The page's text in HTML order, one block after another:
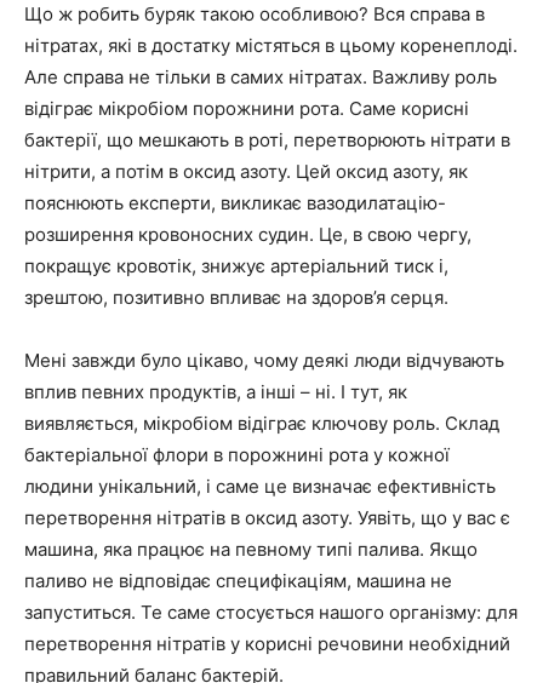
Що ж робить буряк такою особливою? Вся справа в
нітратах, які в достатку містяться в цьому коренеплоді.
Але справа не тільки в самих нітратах. Важливу роль
відіграє мікробіом порожнини рота. Саме корисні
бактерії, що мешкають в роті, перетворюють нітрати в
нітрити, а потім в оксид азоту. Цей оксид азоту, як
пояснюють експерти, викликає вазодилатацію-
розширення кровоносних судин. Це, в свою чергу,
покращує кровотік, знижує артеріальний тиск і,
зрештою, позитивно впливає на здоров’я серця.
Мені завжди було цікаво, чому деякі люди відчувають
вплив певних продуктів, а інші – ні. І тут, як
виявляється, мікробіом відіграє ключову роль. Склад
бактеріальної флори в порожнині рота у кожної
людини унікальний, і саме це визначає ефективність
перетворення нітратів в оксид азоту. Уявіть, що у вас є
машина, яка працює на певному типі палива. Якщо
паливо не відповідає специфікаціям, машина не
запуститься. Те саме стосується нашого організму: для
перетворення нітратів у корисні речовини необхідний
правильний баланс бактерій.